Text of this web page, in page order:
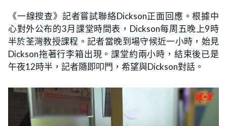
《一線搜查》記者嘗試聯絡Dickson正面回應。根據中
心對外公布的3月課堂時間表，Dickson每周五晚上9時
半於荃灣教授課程。記者當晚到場守候近一小時，始見
Dickson拖著行李箱出現。課堂約兩小時，結束後已是
午夜12時半，記者隨即叩門，希望與Dickson對話。